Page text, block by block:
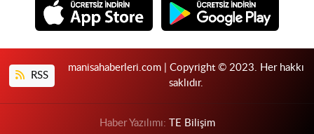
RSS
manisahaberleri.com | Copyright © 2023. Her hakkı
saklıdır.
Haber Yazılımı: TE Bilişim